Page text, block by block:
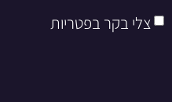
צלי בקר בפטריות